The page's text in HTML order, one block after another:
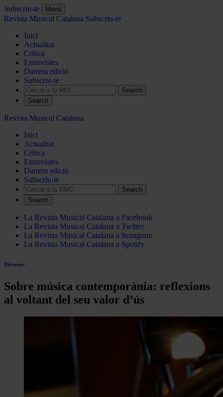
Subscriu-te Menú
Revista Musical Catalana Subscriu-te
Inici
Actualitat
Crítica
Entrevistes
Darrera edició
Subscriu-te
Search
Revista Musical Catalana
Inici
Actualitat
Crítica
Entrevistes
Darrera edició
Subscriu-te
Search
La Revista Musical Catalana a Facebook
La Revista Musical Catalana a Twitter
La Revista Musical Catalana a Instagram
La Revista Musical Catalana a Spotify
Diversos
Sobre música contemporània: reflexions
al voltant del seu valor d’ús